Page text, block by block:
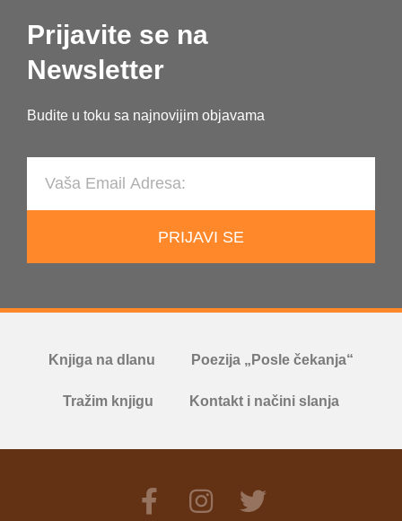
Prijavite se na
Newsletter
Budite u toku sa najnovijim objavama
PRIJAVI SE
Knjiga na dlanu Poezija „Posle čekanja“
Tražim knjigu Kontakt i načini slanja